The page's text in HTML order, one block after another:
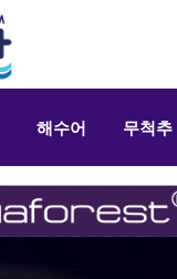
해수어 무척추